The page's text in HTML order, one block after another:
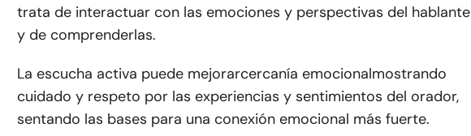
trata de interactuar con las emociones y perspectivas del hablante
y de comprenderlas.
La escucha activa puede mejorarcercanía emocionalmostrando
cuidado y respeto por las experiencias y sentimientos del orador,
sentando las bases para una conexión emocional más fuerte.